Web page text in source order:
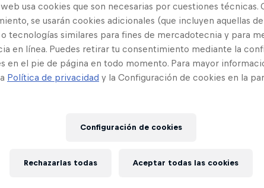
usa cookies que son necesarias por cuestiones técnicas.
se usarán cookies adicionales (que incluyen aquellas de
tecnologías similares para fines de mercadotecnia y para
en línea. Puedes retirar tu consentimiento mediante la
en el pie de página en todo momento. Para mayor
Política de privacidad y la Configuración de cookies en la
Configuración de cookies
Rechazarlas todas Aceptar todas las cookies